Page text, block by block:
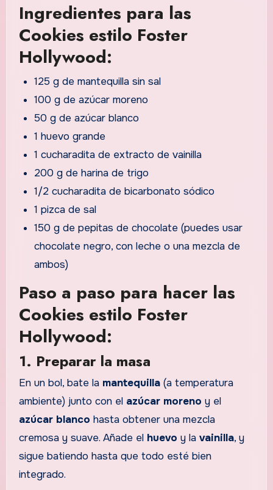
Ingredientes para las
Cookies estilo Foster
Hollywood:
125 g de mantequilla sin sal
100 g de azúcar moreno
50 g de azúcar blanco
1 huevo grande
1 cucharadita de extracto de vainilla
200 g de harina de trigo
1/2 cucharadita de bicarbonato sódico
1 pizca de sal
150 g de pepitas de chocolate (puedes usar
chocolate negro, con leche o una mezcla de
ambos)
Paso a paso para hacer las
Cookies estilo Foster
Hollywood:
1. Preparar la masa
En un bol, bate la mantequilla(a temperatura
ambiente) junto con el azúcar moreno y el
azúcar blanco hasta obtener una mezcla
cremosa y suave. Añade el huevo y la vainilla, y
sigue batiendo hasta que todo esté bien
integrado.